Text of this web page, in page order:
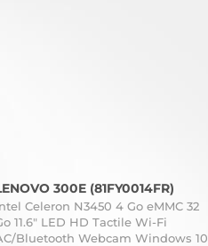
300E (81FY0014FR)
Celeron N3450 4 Go eMMC 32
11.6" LED HD Tactile Wi-Fi
Bluetooth Webcam Windows 10